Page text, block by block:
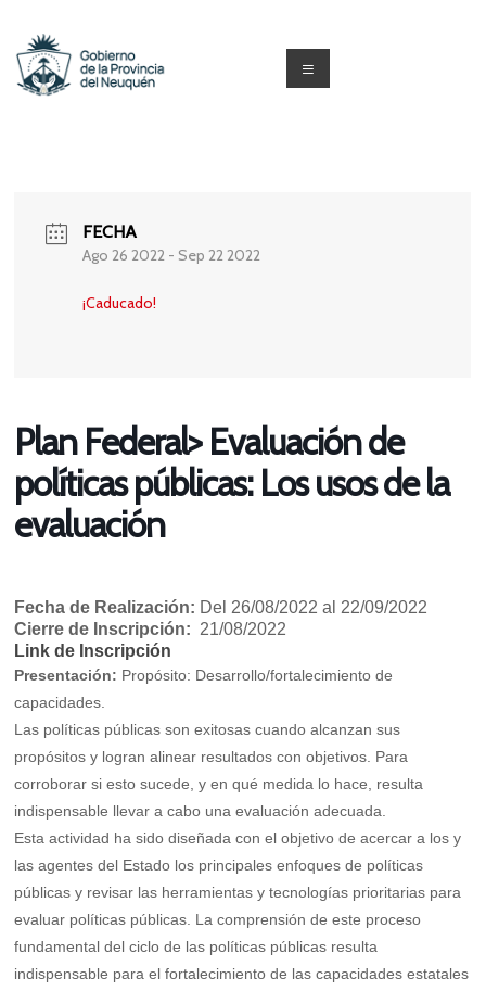
contenido
Formación
Neuquén
Menú
FECHA
Ago 26 2022 - Sep 22 2022
¡Caducado!
Plan Federal> Evaluación de
políticas públicas: Los usos de la
evaluación
Fecha de Realización: Del 26/08/2022 al 22/09/2022
Cierre de Inscripción: 21/08/2022
Link de Inscripción
Presentación: Propósito: Desarrollo/fortalecimiento de
capacidades.
Las políticas públicas son exitosas cuando alcanzan sus
propósitos y logran alinear resultados con objetivos. Para
corroborar si esto sucede, y en qué medida lo hace, resulta
indispensable llevar a cabo una evaluación adecuada.
Esta actividad ha sido diseñada con el objetivo de acercar a los y
las agentes del Estado los principales enfoques de políticas
públicas y revisar las herramientas y tecnologías prioritarias para
evaluar políticas públicas. La comprensión de este proceso
fundamental del ciclo de las políticas públicas resulta
indispensable para el fortalecimiento de las capacidades estatales